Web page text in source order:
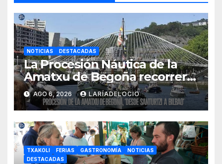
NOTICIAS DESTACADAS
La Procesión Náutica de la
Amatxu de Begoña recorrerá
la ría el 14 de agosto con siete
embarcaciones
AGO 6, 2026 LARÍADELOCIO
TXAKOLI FERIAS GASTRONOMÍA
NOTICIAS
DESTACADAS